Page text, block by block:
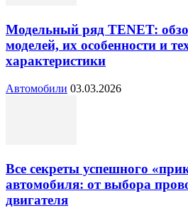
Модельный ряд TENET:
моделей, их особенности и
характеристики
Автомобили 03.03.2026
Все секреты успешного
автомобиля: от выбора
двигателя